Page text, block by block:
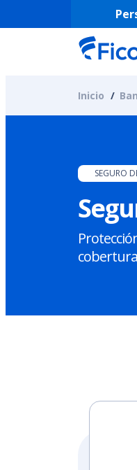
Inicio
SEGURO